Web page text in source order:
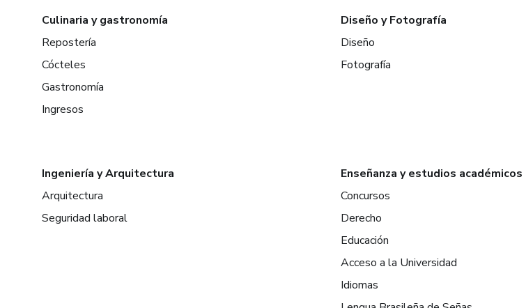
Culinaria y gastronomía
Repostería
Cócteles
Gastronomía
Ingresos
Diseño y Fotografía
Diseño
Fotografía
Ingeniería y Arquitectura
Arquitectura
Seguridad laboral
Enseñanza y estudios académicos
Concursos
Derecho
Educación
Acceso a la Universidad
Idiomas